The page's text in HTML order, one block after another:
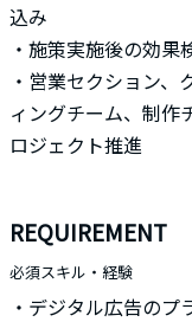
込み
・施策実施後の効果
・営業セクション
ィングチーム、制作
ロジェクト推進
REQUIREMENT
必須スキル・経験
・デジタル広告の